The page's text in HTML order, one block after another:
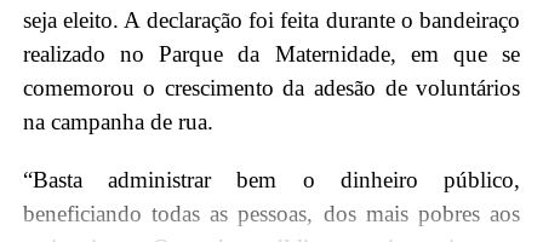
seja eleito. A declaração foi feita durante o bandeiraço
realizado no Parque da Maternidade, em que se
comemorou o crescimento da adesão de voluntários
na campanha de rua.
“Basta administrar bem o dinheiro público,
beneficiando todas as pessoas, dos mais pobres aos